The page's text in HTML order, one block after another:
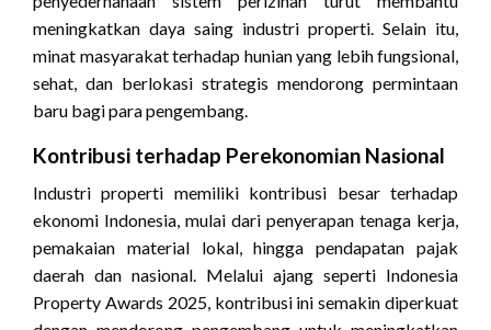
meningkatkan daya saing industri properti. Selain itu,
minat masyarakat terhadap hunian yang lebih fungsional,
sehat, dan berlokasi strategis mendorong permintaan
baru bagi para pengembang.
Kontribusi terhadap Perekonomian Nasional
Industri properti memiliki kontribusi besar terhadap
ekonomi Indonesia, mulai dari penyerapan tenaga kerja,
pemakaian material lokal, hingga pendapatan pajak
daerah dan nasional. Melalui ajang seperti Indonesia
Property Awards 2025, kontribusi ini semakin diperkuat